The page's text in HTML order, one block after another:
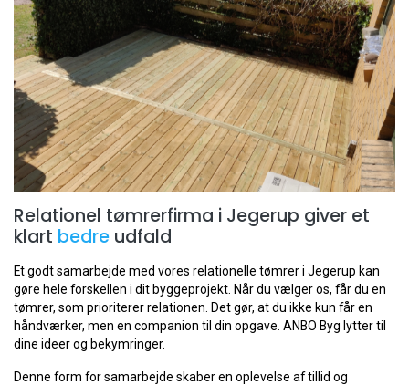
Relationel tømrerfirma i Jegerup giver et
klart bedre udfald
Et godt samarbejde med vores relationelle tømrer i Jegerup kan
gøre hele forskellen i dit byggeprojekt. Når du vælger os, får du en
tømrer, som prioriterer relationen. Det gør, at du ikke kun får en
håndværker, men en companion til din opgave. ANBO Byg lytter til
dine ideer og bekymringer.
Denne form for samarbejde skaber en oplevelse af tillid og